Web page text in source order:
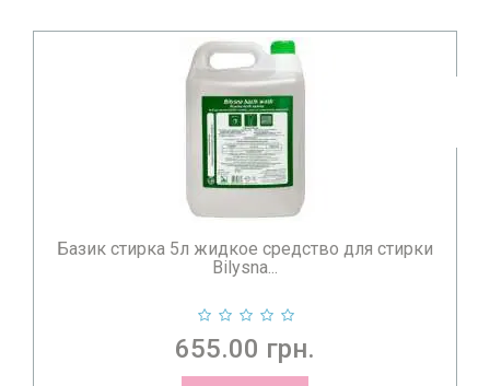
Базик стирка 5л жидкое средство для стирки
Bilysna...
655.00 грн.